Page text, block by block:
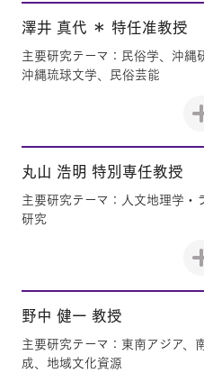
澤井 真代 ＊ 特任准教授
主要研究テーマ：民俗学、沖縄
沖縄琉球文学、民俗芸能
丸山 浩明 特別専任教授
主要研究テーマ：人文地理学・
研究
野中 健一 教授
主要研究テーマ：東南アジア、
成、地域文化資源